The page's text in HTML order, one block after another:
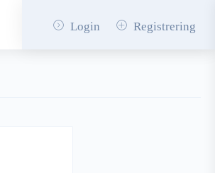
Login Registrering